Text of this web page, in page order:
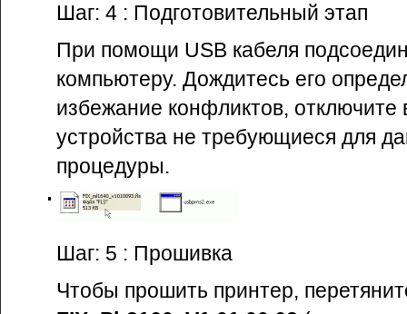
Шаг: 4 : Подготовительный этап
При помощи USB кабеля
компьютеру. Дождитесь его
избежание конфликтов, отключите
устройства не требующиеся для
процедуры.
Шаг: 5 : Прошивка
Чтобы прошить принтер,